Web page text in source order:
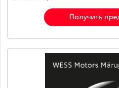
Получить